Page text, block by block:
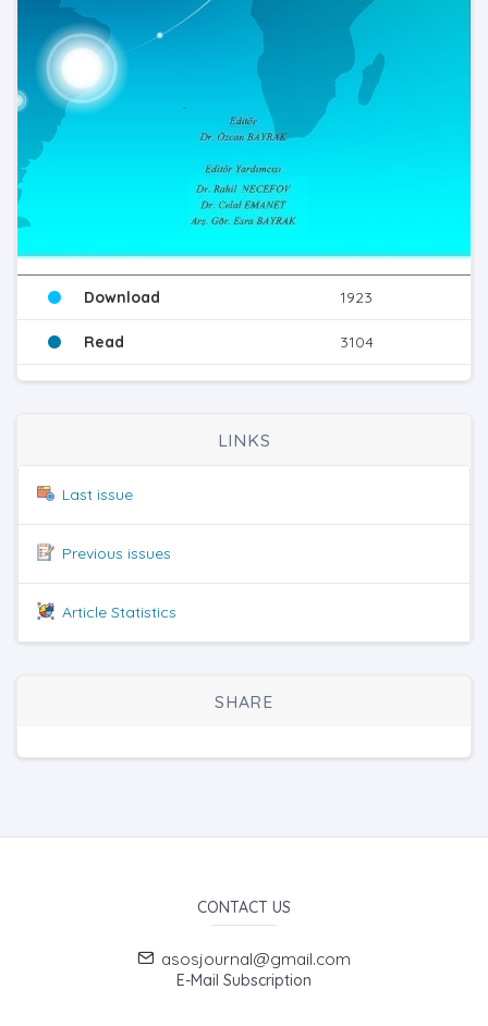
Download 1923
Read 3104
LINKS
Last issue
Previous issues
Article Statistics
SHARE
CONTACT US
asosjournal@gmail.com
E-Mail Subscription